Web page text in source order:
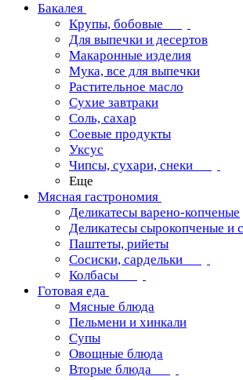
Бакалея
Крупы, бобовые
Для выпечки и десертов
Макаронные изделия
Мука, все для выпечки
Растительное масло
Сухие завтраки
Соль, сахар
Соевые продукты
Уксус
Чипсы, сухари, снеки
Еще
Мясная гастрономия
Деликатесы варено-копченые
Деликатесы сырокопченые и
Паштеты, рийеты
Сосиски, сардельки
Колбасы
Готовая еда
Мясные блюда
Пельмени и хинкали
Супы
Овощные блюда
Вторые блюда